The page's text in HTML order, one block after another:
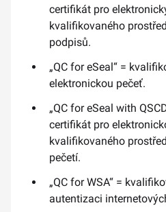
certifikát pro
kvalifikovaného
podpisů.
„QC for eSeal“ =
elektronickou pečeť.
„QC for eSeal with
certifikát pro
kvalifikovaného
pečetí.
„QC for WSA“ =
autentizaci